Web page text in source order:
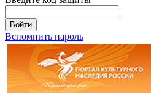
Войти
Вспомнить пароль